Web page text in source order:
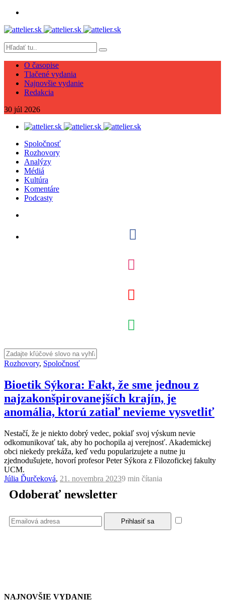
O časopise
Tlačené vydania
Najnovšie vydanie
Redakcia
30 júl 2026
Spoločnosť
Rozhovory
Analýzy
Médiá
Kultúra
Komentáre
Podcasty
Rozhovory, Spoločnosť
Bioetik Sýkora: Fakt, že sme jednou z
najzakonšpirovanejších krajín, je
anomália, ktorú zatiaľ nevieme vysvetliť
Nestačí, že je niekto dobrý vedec, pokiaľ svoj výskum nevie
odkomunikovať tak, aby ho pochopila aj verejnosť. Akademickej
obci niekedy prekáža, keď vedu popularizujete a nutne ju
zjednodušujete, hovorí profesor Peter Sýkora z Filozofickej fakulty
UCM.
Júlia Ďurčeková, 21. novembra 20239 min čítania
Odoberať newsletter
NAJNOVŠIE VYDANIE